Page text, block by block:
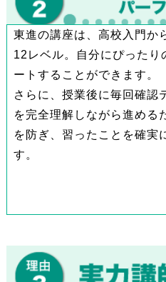
東進の講座は、高校入門か
12レベル。自分にぴったり
ートすることができます。
さらに、授業後に毎回確認
を完全理解しながら進める
を防ぎ、習ったことを確実
す。